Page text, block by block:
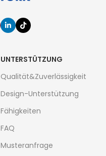
UNTERSTÜTZUNG
Qualität&Zuverlässigkeit
Design-Unterstützung
Fähigkeiten
FAQ
Musteranfrage